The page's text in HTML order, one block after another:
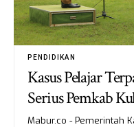
PENDIDIKAN
Kasus Pelajar
Serius Pemkab
Mabur.co - Pemerintah